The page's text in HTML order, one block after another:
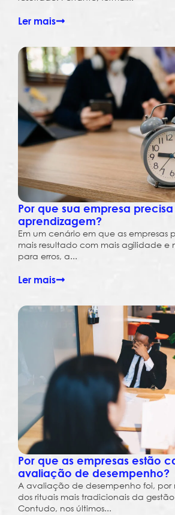
Ler mais
Por que sua empresa
aprendizagem?
Em um cenário em que as empresas
mais resultado com mais agilidade e
para erros, a...
Ler mais
Por que as empresas estão
avaliação de desempenho?
A avaliação de desempenho foi, por
dos rituais mais tradicionais da
Contudo, nos últimos...